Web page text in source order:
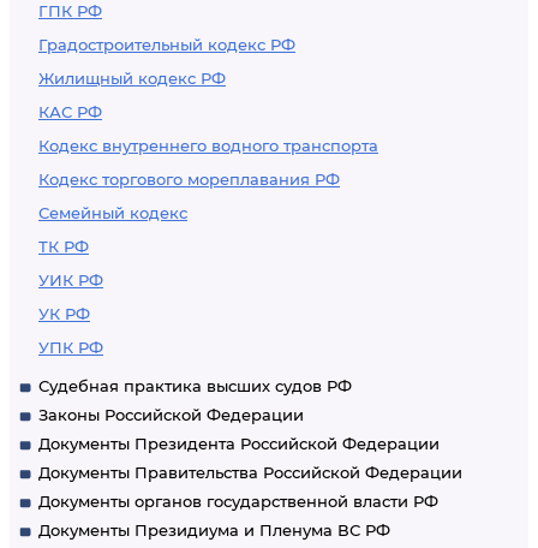
ГПК РФ
Градостроительный кодекс РФ
Жилищный кодекс РФ
КАС РФ
Кодекс внутреннего водного транспорта
Кодекс торгового мореплавания РФ
Семейный кодекс
ТК РФ
УИК РФ
УК РФ
УПК РФ
Судебная практика высших судов РФ
Законы Российской Федерации
Документы Президента Российской Федерации
Документы Правительства Российской Федерации
Документы органов государственной власти РФ
Документы Президиума и Пленума ВС РФ